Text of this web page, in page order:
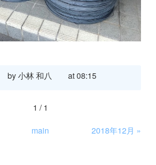
by 小林 和八 at 08:15
1 / 1
main
2018年12月 »